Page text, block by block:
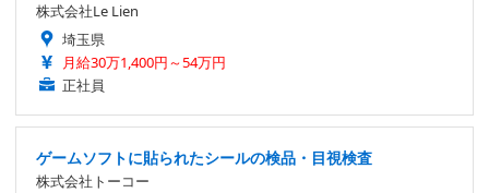
株式会社Le Lien
埼玉県
月給30万1,400円～54万円
正社員
ゲームソフトに貼られたシールの検品・目視検査
株式会社トーコー